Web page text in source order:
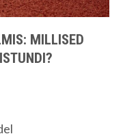
MILLISED